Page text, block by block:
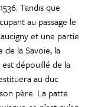
Tandis que
au passage le
et une partie
la Savoie, la
est dépouillé de la
au duc
père. La patte